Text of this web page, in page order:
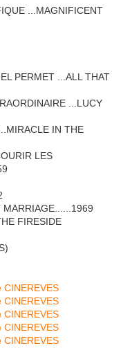
...MAGNIFICENT
PERMET ...ALL THAT
...LUCY
IN THE
LES
FIRESIDE